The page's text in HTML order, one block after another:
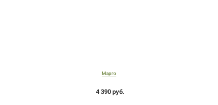
Марго
4 390 руб.